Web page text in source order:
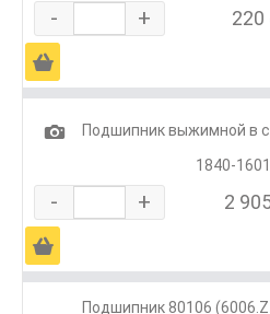
- + 220
Ä
1
Подшипник выжимной в
1840-
- + 2
Ä
Подшипник 80106